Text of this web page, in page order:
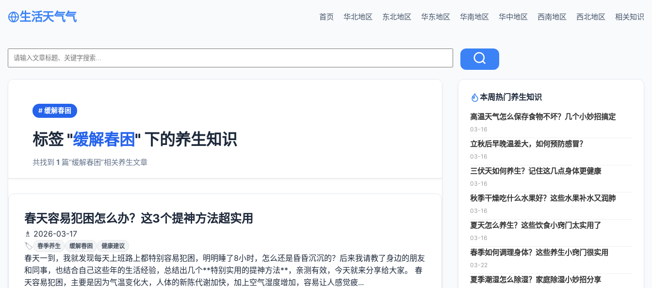
生活天气气 首页 华北地区 东北地区 华东地区 华南地区 华中地区 西南地区 西北地区 相关知识
# 缓解春困
标签 "缓解春困" 下的养生知识
共找到 1 篇“缓解春困”相关养生文章
春天容易犯困怎么办？这3个提神方法超实用
♗ 2026-03-17
🏷️
春季养生 缓解春困 健康建议
春天一到，我就发现每天上班路上都特别容易犯困，明明睡了8小时，怎么还是昏昏沉沉的？后来我请教了身边的朋友
和同事，也结合自己这些年的生活经验，总结出几个**特别实用的提神方法**，亲测有效，今天就来分享给大家。 春
天容易犯困，主要是因为气温变化大，人体的新陈代谢加快，加上空气湿度增加，容易让人感觉疲...
本周热门养生知识
高温天气怎么保存食物不坏？几个小妙招搞定
03-16
立秋后早晚温差大，如何预防感冒？
03-16
三伏天如何养生？记住这几点身体更健康
03-16
秋季干燥吃什么水果好？这些水果补水又润肺
03-16
夏天怎么养生？这些饮食小窍门太实用了
03-16
春季如何调理身体？这些养生小窍门很实用
03-22
夏季潮湿怎么除湿？家庭除湿小妙招分享